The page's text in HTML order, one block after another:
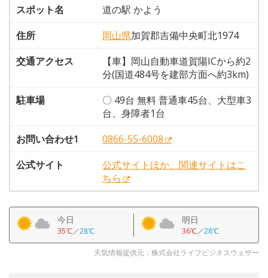
スポット名
道の駅 かよう
住所
岡山県加賀郡吉備中央町北1974
交通アクセス
【車】岡山自動車道賀陽ICから約2
分(国道484号を建部方面へ約3km)
駐車場
〇 49台 無料 普通車45台、大型車3
台、身障者1台
お問い合わせ1
0866-55-6008
公式サイト
公式サイトほか、関連サイトはこ
ちら
今日
35℃／28℃
明日
36℃／28℃
天気情報提供元：株式会社ライフビジネスウェザー